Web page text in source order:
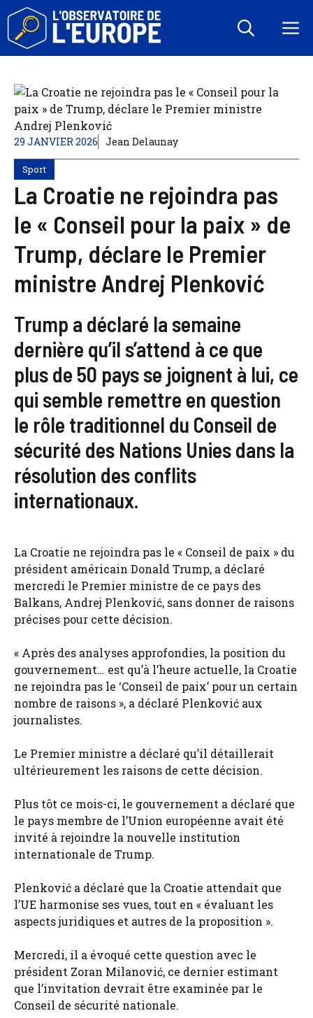
Aller
contenu
29 JANVIER 2026 Jean Delaunay
Sport
La Croatie ne rejoindra pas
le « Conseil pour la paix » de
Trump, déclare le Premier
ministre Andrej Plenković
Trump a déclaré la semaine
dernière qu’il s’attend à ce que
plus de 50 pays se joignent à lui, ce
qui semble remettre en question
le rôle traditionnel du Conseil de
sécurité des Nations Unies dans la
résolution des conflits
internationaux.
La Croatie ne rejoindra pas le « Conseil de paix » du
président américain Donald Trump, a déclaré
mercredi le Premier ministre de ce pays des
Balkans, Andrej Plenković, sans donner de raisons
précises pour cette décision.
« Après des analyses approfondies, la position du
gouvernement… est qu’à l’heure actuelle, la Croatie
ne rejoindra pas le ‘Conseil de paix’ pour un certain
nombre de raisons », a déclaré Plenković aux
journalistes.
Le Premier ministre a déclaré qu’il détaillerait
ultérieurement les raisons de cette décision.
Plus tôt ce mois-ci, le gouvernement a déclaré que
le pays membre de l’Union européenne avait été
invité à rejoindre la nouvelle institution
internationale de Trump.
Plenković a déclaré que la Croatie attendait que
l’UE harmonise ses vues, tout en « évaluant les
aspects juridiques et autres de la proposition ».
Mercredi, il a évoqué cette question avec le
président Zoran Milanović, ce dernier estimant
que l’invitation devrait être examinée par le
Conseil de sécurité nationale.